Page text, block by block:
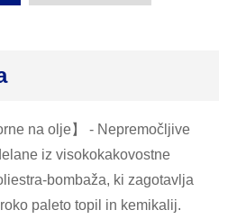
na olje】 - Nepremočljive
iz visokokakovostne
bombaža, ki zagotavlja
paleto topil in kemikalij.